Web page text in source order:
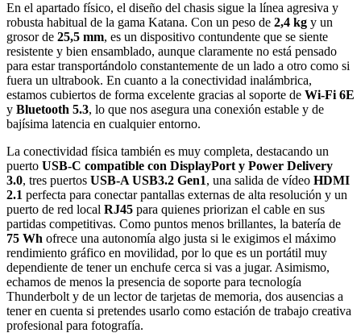
En el apartado físico, el diseño del chasis sigue la línea agresiva y
robusta habitual de la gama Katana. Con un peso de 2,4 kg y un
grosor de 25,5 mm, es un dispositivo contundente que se siente
resistente y bien ensamblado, aunque claramente no está pensado
para estar transportándolo constantemente de un lado a otro como si
fuera un ultrabook. En cuanto a la conectividad inalámbrica,
estamos cubiertos de forma excelente gracias al soporte de Wi-Fi 6E
y Bluetooth 5.3, lo que nos asegura una conexión estable y de
bajísima latencia en cualquier entorno.
La conectividad física también es muy completa, destacando un
puerto USB-C compatible con DisplayPort y Power Delivery
3.0, tres puertos USB-A USB3.2 Gen1, una salida de vídeo HDMI
2.1 perfecta para conectar pantallas externas de alta resolución y un
puerto de red local RJ45 para quienes priorizan el cable en sus
partidas competitivas. Como puntos menos brillantes, la batería de
75 Wh ofrece una autonomía algo justa si le exigimos el máximo
rendimiento gráfico en movilidad, por lo que es un portátil muy
dependiente de tener un enchufe cerca si vas a jugar. Asimismo,
echamos de menos la presencia de soporte para tecnología
Thunderbolt y de un lector de tarjetas de memoria, dos ausencias a
tener en cuenta si pretendes usarlo como estación de trabajo creativa
profesional para fotografía.